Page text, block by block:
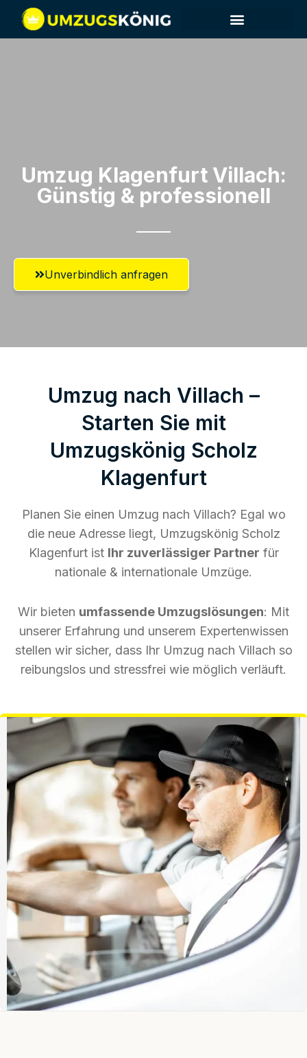
Umzug Klagenfurt​ Villach:
Günstig & professionell​
Unverbindlich anfragen
Umzug nach Villach –
Starten Sie mit
Umzugskönig Scholz
Klagenfurt
Planen Sie einen Umzug nach Villach? Egal wo
die neue Adresse liegt, Umzugskönig Scholz
Klagenfurt ist Ihr zuverlässiger Partner für
nationale & internationale Umzüge.
Wir bieten umfassende Umzugslösungen: Mit
unserer Erfahrung und unserem Expertenwissen
stellen wir sicher, dass Ihr Umzug nach Villach so
reibungslos und stressfrei wie möglich verläuft.